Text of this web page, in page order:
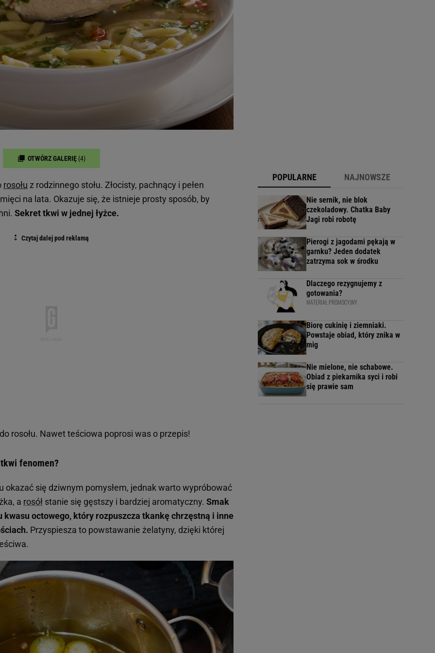
OTWÓRZ GALERIĘ (4)
rosołu z rodzinnego stołu. Złocisty, pachnący i pełen
na lata. Okazuje się, że istnieje prosty sposób, by
Sekret tkwi w jednej łyżce.
rosołu. Nawet teściowa poprosi was o przepis!
fenomen?
okazać się dziwnym pomysłem, jednak warto wypróbować
a rosół stanie się gęstszy i bardziej aromatyczny. Smak
kwasu octowego, który rozpuszcza tkankę chrzęstną i inne
Przyspiesza to powstawanie żelatyny, dzięki której
POPULARNE NAJNOWSZE
Nie sernik, nie blok
czekoladowy. Chatka Baby
Jagi robi robotę
Pierogi z jagodami pękają w
garnku? Jeden dodatek
zatrzyma sok w środku
Dlaczego rezygnujemy z
gotowania?
MATERIAŁ PROMOCYJNY
Biorę cukinię i ziemniaki.
Powstaje obiad, który znika w
mig
Nie mielone, nie schabowe.
Obiad z piekarnika syci i robi
się prawie sam